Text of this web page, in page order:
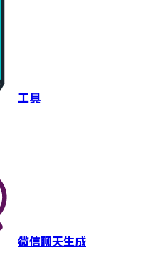
工具
微信聊天生成